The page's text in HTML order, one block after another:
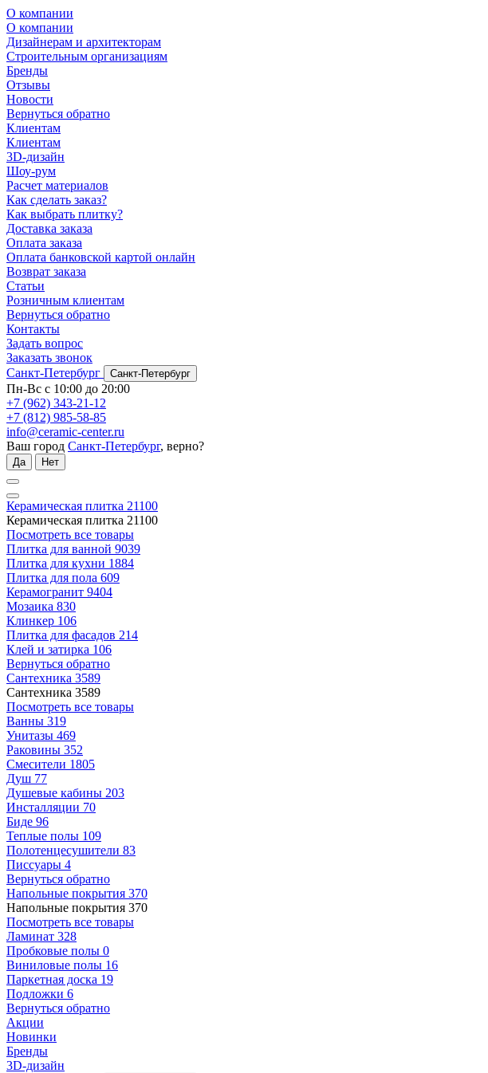
О компании
О компании
Дизайнерам и архитекторам
Строительным организациям
Бренды
Отзывы
Новости
Вернуться обратно
Клиентам
Клиентам
3D-дизайн
Шоу-рум
Расчет материалов
Как сделать заказ?
Как выбрать плитку?
Доставка заказа
Оплата заказа
Оплата банковской картой онлайн
Возврат заказа
Статьи
Розничным клиентам
Вернуться обратно
Контакты
Задать вопрос
Заказать звонок
Санкт-Петербург
Санкт-Петербург
Пн-Вс с 10:00 до 20:00
+7 (962) 343-21-12
+7 (812) 985-58-85
info@ceramic-center.ru
Ваш город Санкт-Петербург, верно?
Да Нет
Керамическая плитка 21100
Керамическая плитка 21100
Посмотреть все товары
Плитка для ванной 9039
Плитка для кухни 1884
Плитка для пола 609
Керамогранит 9404
Мозаика 830
Клинкер 106
Плитка для фасадов 214
Клей и затирка 106
Вернуться обратно
Сантехника 3589
Сантехника 3589
Посмотреть все товары
Ванны 319
Унитазы 469
Раковины 352
Смесители 1805
Душ 77
Душевые кабины 203
Инсталляции 70
Биде 96
Теплые полы 109
Полотенцесушители 83
Писсуары 4
Вернуться обратно
Напольные покрытия 370
Напольные покрытия 370
Посмотреть все товары
Ламинат 328
Пробковые полы 0
Виниловые полы 16
Паркетная доска 19
Подложки 6
Вернуться обратно
Акции
Новинки
Бренды
3D-дизайн